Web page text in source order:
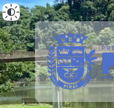
ALTO CONTRASTE